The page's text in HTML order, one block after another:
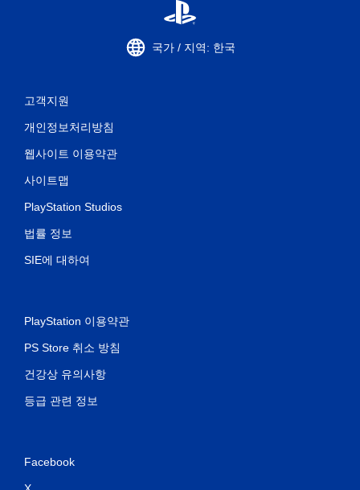
국가 / 지역: 한국
고객지원
개인정보처리방침
웹사이트 이용약관
사이트맵
PlayStation Studios
법률 정보
SIE에 대하여
PlayStation 이용약관
PS Store 취소 방침
건강상 유의사항
등급 관련 정보
Facebook